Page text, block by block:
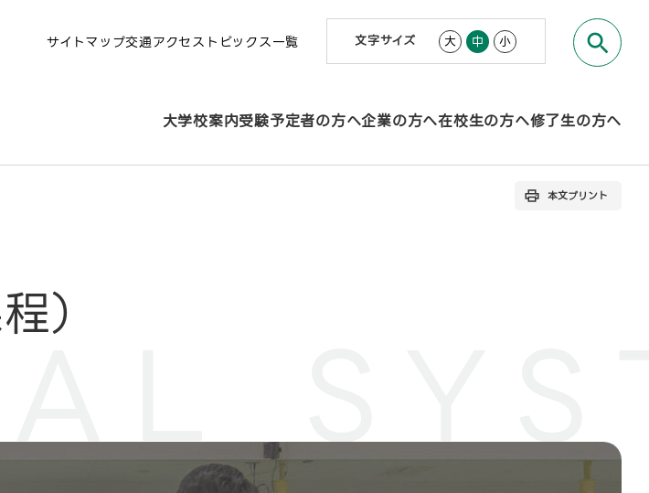
サイトマップ交通アクセス トピックス一覧 文字サイズ 大 中 小
大学校案内受験予定者の方へ企業の方へ在校生の方へ修了生の方へ
本文プリント
）